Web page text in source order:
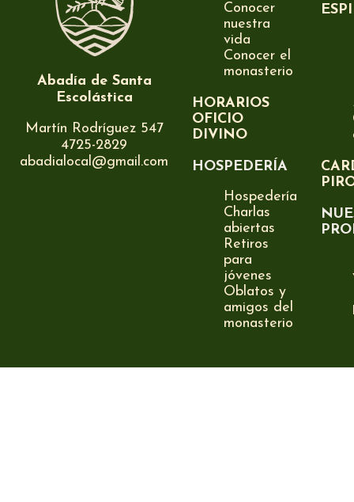
Abadía de Santa
Escolástica
Martín Rodríguez 547
4725-2829
abadialocal@gmail.com
Conocer
nuestra
vida
Conocer el
monasterio
HORARIOS
OFICIO
DIVINO
HOSPEDERÍA
Hospedería
Charlas
abiertas
Retiros
para
jóvenes
Oblatos y
amigos del
monasterio